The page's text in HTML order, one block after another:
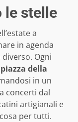
le stelle
a
in agenda
Ogni
piazza della
in un
concerti dal
artigianali e
per tutti.